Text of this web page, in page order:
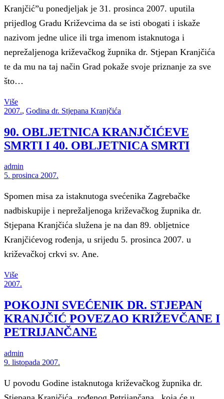
Kranjčić”u ponedjeljak je 31. prosinca 2007. uputila
prijedlog Gradu Križevcima da se isti obogati i iskaže
nazivom jedne ulice ili trga imenom istaknutoga i
neprežaljenoga križevačkog župnika dr. Stjepan Kranjčića
te da mu na taj način Grad pokaže svoje priznanje za sve
što…
Više
2007., Godina dr. Stjepana Kranjčića
90. OBLJETNICA KRANJČIĆEVE
SMRTI I 40. OBLJETNICA SMRTI
admin
5. prosinca 2007.
Spomen misa za istaknutoga svećenika Zagrebačke
nadbiskupije i neprežaljenoga križevačkog župnika dr.
Stjepana Kranjčića služena je na dan 89. obljetnice
Kranjčićevog rođenja, u srijedu 5. prosinca 2007. u
križevačkoj crkvi sv. Ane.
Više
2007.
POKOJNI SVEĆENIK DR. STJEPAN
KRANJČIĆ POVEZAO KRIŽEVČANE I
PETRIJANČANE
admin
9. listopada 2007.
U povodu Godine istaknutoga križevačkog župnika dr.